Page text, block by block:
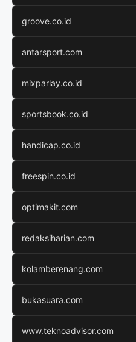
groove.co.id
antarsport.com
mixparlay.co.id
sportsbook.co.id
handicap.co.id
freespin.co.id
optimakit.com
redaksiharian.com
kolamberenang.com
bukasuara.com
www.teknoadvisor.com